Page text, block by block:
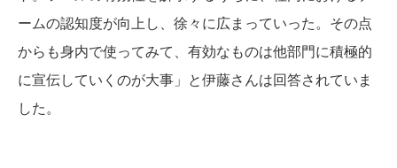
ームの認知度が向上し、徐々に広まっていった。その点
からも身内で使ってみて、有効なものは他部門に積極的
に宣伝していくのが大事」と伊藤さんは回答されていま
した。